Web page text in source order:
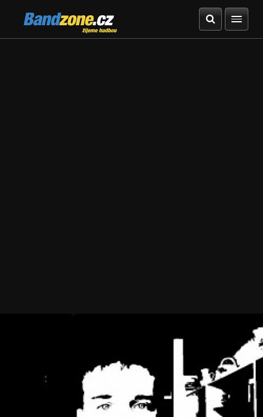
Bandzone.cz
žijeme hudbou